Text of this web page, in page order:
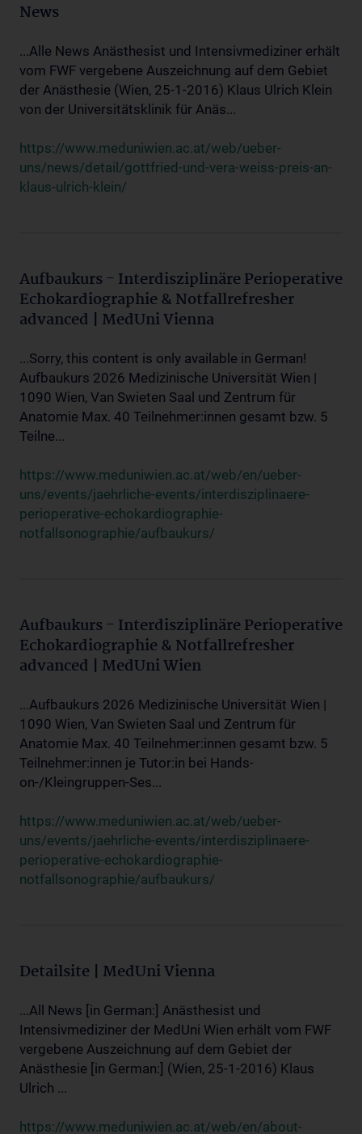
News
...Alle News Anästhesist und Intensivmediziner erhält
vom FWF vergebene Auszeichnung auf dem Gebiet
der Anästhesie (Wien, 25-1-2016) Klaus Ulrich Klein
von der Universitätsklinik für Anäs...
https://www.meduniwien.ac.at/web/ueber-
uns/news/detail/gottfried-und-vera-weiss-preis-an-
klaus-ulrich-klein/
Aufbaukurs - Interdisziplinäre Perioperative
Echokardiographie & Notfallrefresher
advanced | MedUni Vienna
...Sorry, this content is only available in German!
Aufbaukurs 2026 Medizinische Universität Wien |
1090 Wien, Van Swieten Saal und Zentrum für
Anatomie Max. 40 Teilnehmer:innen gesamt bzw. 5
Teilne...
https://www.meduniwien.ac.at/web/en/ueber-
uns/events/jaehrliche-events/interdisziplinaere-
perioperative-echokardiographie-
notfallsonographie/aufbaukurs/
Aufbaukurs - Interdisziplinäre Perioperative
Echokardiographie & Notfallrefresher
advanced | MedUni Wien
...Aufbaukurs 2026 Medizinische Universität Wien |
1090 Wien, Van Swieten Saal und Zentrum für
Anatomie Max. 40 Teilnehmer:innen gesamt bzw. 5
Teilnehmer:innen je Tutor:in bei Hands-
on-/Kleingruppen-Ses...
https://www.meduniwien.ac.at/web/ueber-
uns/events/jaehrliche-events/interdisziplinaere-
perioperative-echokardiographie-
notfallsonographie/aufbaukurs/
Detailsite | MedUni Vienna
...All News [in German:] Anästhesist und
Intensivmediziner der MedUni Wien erhält vom FWF
vergebene Auszeichnung auf dem Gebiet der
Anästhesie [in German:] (Wien, 25-1-2016) Klaus
Ulrich ...
https://www.meduniwien.ac.at/web/en/about-